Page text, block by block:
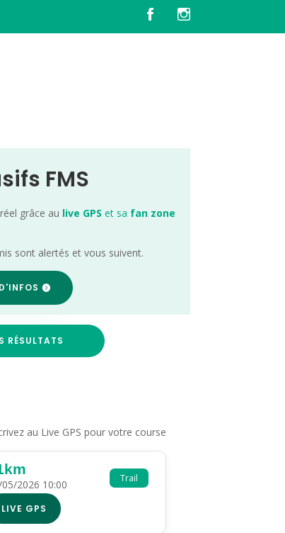
FMS
grâce au live GPS et sa fan zone
sont alertés et vous suivent.
RÉSULTATS
au Live GPS pour votre course
Trail
2026 10:00
LIVE GPS